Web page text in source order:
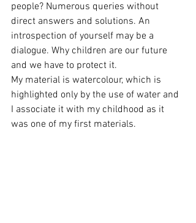
people? Numerous queries without
direct answers and solutions. An
introspection of yourself may be a
dialogue. Why children are our future
and we have to protect it.
My material is watercolour, which is
highlighted only by the use of water and
I associate it with my childhood as it
was one of my first materials.